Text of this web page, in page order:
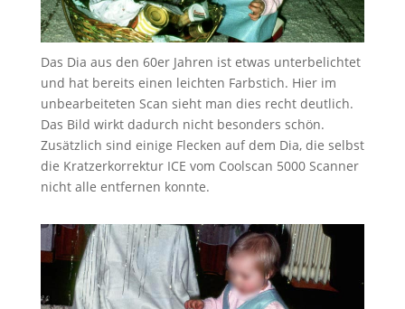
Das Dia aus den 60er Jahren ist etwas unterbelichtet
und hat bereits einen leichten Farbstich. Hier im
unbearbeiteten Scan sieht man dies recht deutlich.
Das Bild wirkt dadurch nicht besonders schön.
Zusätzlich sind einige Flecken auf dem Dia, die selbst
die Kratzerkorrektur ICE vom Coolscan 5000 Scanner
nicht alle entfernen konnte.